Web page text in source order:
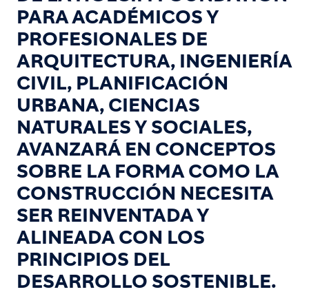
PARA ACADÉMICOS Y
PROFESIONALES DE
ARQUITECTURA, INGENIERÍA
CIVIL, PLANIFICACIÓN
URBANA, CIENCIAS
NATURALES Y SOCIALES,
AVANZARÁ EN CONCEPTOS
SOBRE LA FORMA COMO LA
CONSTRUCCIÓN NECESITA
SER REINVENTADA Y
ALINEADA CON LOS
PRINCIPIOS DEL
DESARROLLO SOSTENIBLE.